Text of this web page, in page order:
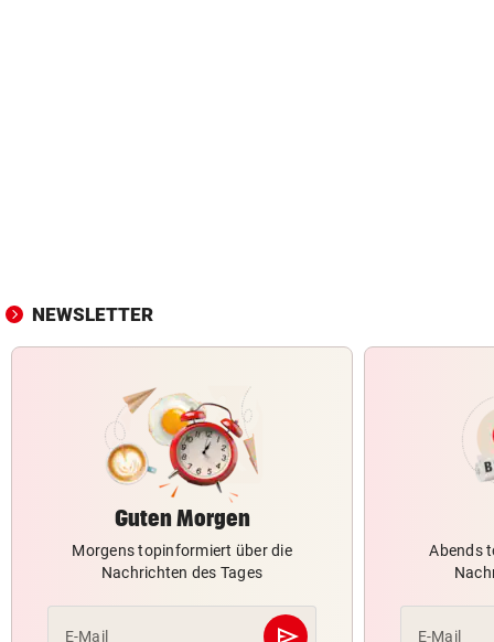
NEWSLETTER
Guten Morgen
Morgens topinformiert über die
Nachrichten des Tages
E-Mail
Abends
E-Mail